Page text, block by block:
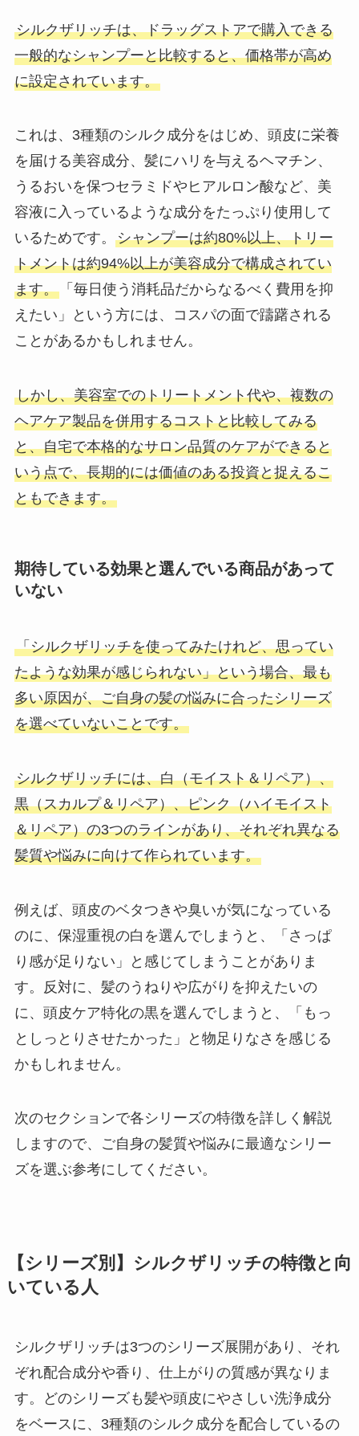
シルクザリッチは、ドラッグストアで購入できる
一般的なシャンプーと比較すると、価格帯が高め
に設定されています。
これは、3種類のシルク成分をはじめ、頭皮に栄養
を届ける美容成分、髪にハリを与えるヘマチン、
うるおいを保つセラミドやヒアルロン酸など、美
容液に入っているような成分をたっぷり使用して
いるためです。 シャンプーは約80%以上、トリー
トメントは約94%以上が美容成分で構成されてい
ます。「毎日使う消耗品だからなるべく費用を抑
えたい」という方には、コスパの面で躊躇される
ことがあるかもしれません。
しかし、美容室でのトリートメント代や、複数の
ヘアケア製品を併用するコストと比較してみる
と、自宅で本格的なサロン品質のケアができると
いう点で、長期的には価値のある投資と捉えるこ
ともできます。
期待している効果と選んでいる商品があって
いない
「シルクザリッチを使ってみたけれど、思ってい
たような効果が感じられない」という場合、最も
多い原因が、ご自身の髪の悩みに合ったシリーズ
を選べていないことです。
シルクザリッチには、白（モイスト＆リペア）、
黒（スカルプ＆リペア）、ピンク（ハイモイスト
＆リペア）の3つのラインがあり、それぞれ異なる
髪質や悩みに向けて作られています。
例えば、頭皮のベタつきや臭いが気になっている
のに、保湿重視の白を選んでしまうと、「さっぱ
り感が足りない」と感じてしまうことがありま
す。反対に、髪のうねりや広がりを抑えたいの
に、頭皮ケア特化の黒を選んでしまうと、「もっ
としっとりさせたかった」と物足りなさを感じる
かもしれません。
次のセクションで各シリーズの特徴を詳しく解説
しますので、ご自身の髪質や悩みに最適なシリー
ズを選ぶ参考にしてください。
【シリーズ別】シルクザリッチの特徴と向
いている人
シルクザリッチは3つのシリーズ展開があり、それ
ぞれ配合成分や香り、仕上がりの質感が異なりま
す。どのシリーズも髪や頭皮にやさしい洗浄成分
をベースに、3種類のシルク成分を配合しているの